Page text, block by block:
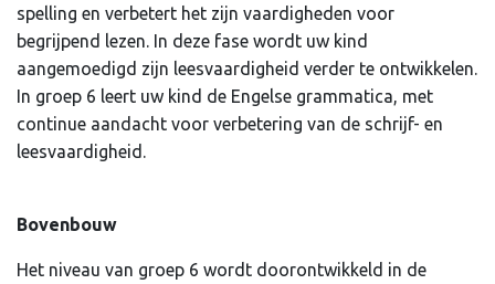
spelling en verbetert het zijn vaardigheden voor
begrijpend lezen. In deze fase wordt uw kind
aangemoedigd zijn leesvaardigheid verder te ontwikkelen.
In groep 6 leert uw kind de Engelse grammatica, met
continue aandacht voor verbetering van de schrijf- en
leesvaardigheid.
Bovenbouw
Het niveau van groep 6 wordt doorontwikkeld in de